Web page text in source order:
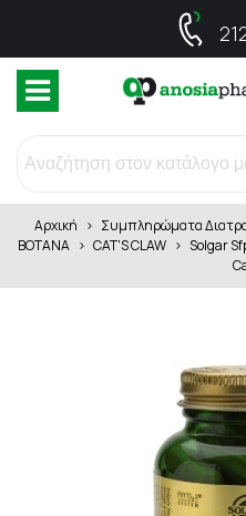
Αρχική > Συμπληρώματα
ΒΟΤΑΝΑ > CAT'S CLAW > Solgar